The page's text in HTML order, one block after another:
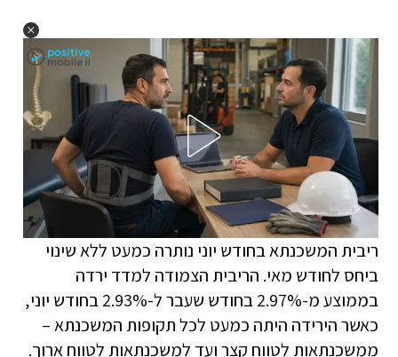
ריבית המשכנתא בחודש יוני נותרה כמעט ללא שינוי
ביחס לחודש מאי. הריבית הצמודה למדד ירדה
בממוצע מ-2.97% בחודש שעבר ל-2.93% בחודש יוני,
כאשר הירידה היתה כמעט לכל תקופות המשכנתא –
ממשכנתאות לטווח קצר ועד למשכנתאות לטווח ארוך.